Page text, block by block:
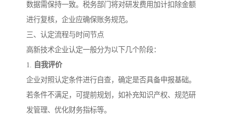
数据需保持一致。税务部门将对研发费用加计扣除金额
进行复核，企业应确保账务规范。
三、认定流程与时间节点
高新技术企业认定一般分为以下几个阶段：
1. 自我评价
企业对照认定条件进行自查，确定是否具备申报基础。
若条件不满足，可提前规划，如补充知识产权、规范研
发管理、优化财务指标等。